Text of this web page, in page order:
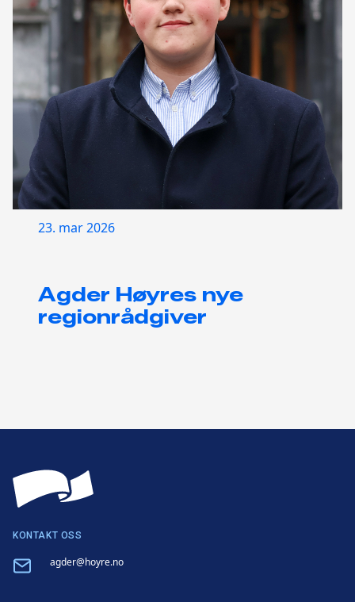
23. mar 2026
Agder Høyres nye
regionrådgiver
KONTAKT OSS
Email agder@hoyre.no